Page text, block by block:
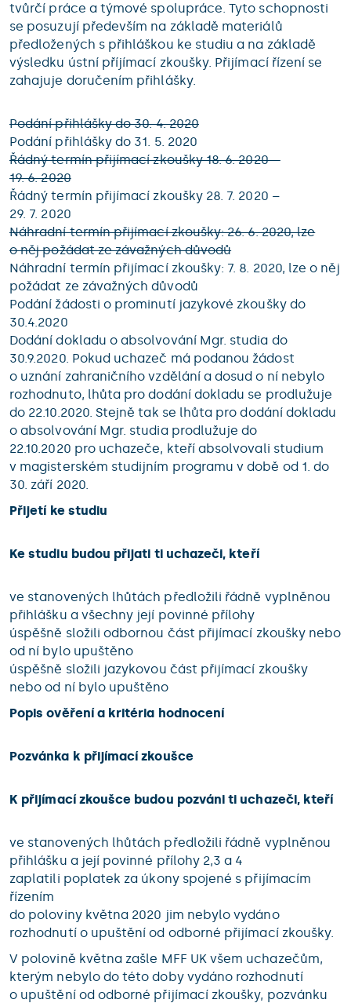
tvůrčí práce a týmové spolupráce. Tyto schopnosti
se posuzují především na základě materiálů
předložených s přihláškou ke studiu a na základě
výsledku ústní příjímací zkoušky. Přijímací řízení se
zahajuje doručením přihlášky.
Podání přihlášky do 30. 4. 2020
Podání přihlášky do 31. 5. 2020
Řádný termín přijímací zkoušky 18. 6. 2020 –
19. 6. 2020
Řádný termín přijímací zkoušky 28. 7. 2020 –
29. 7. 2020
Náhradní termín přijímací zkoušky: 26. 6. 2020, lze
o něj požádat ze závažných důvodů
Náhradní termín přijímací zkoušky: 7. 8. 2020, lze o něj
požádat ze závažných důvodů
Podání žádosti o prominutí jazykové zkoušky do
30.4.2020
Dodání dokladu o absolvování Mgr. studia do
30.9.2020. Pokud uchazeč má podanou žádost
o uznání zahraničního vzdělání a dosud o ní nebylo
rozhodnuto, lhůta pro dodání dokladu se prodlužuje
do 22.10.2020. Stejně tak se lhůta pro dodání dokladu
o absolvování Mgr. studia prodlužuje do
22.10.2020 pro uchazeče, kteří absolvovali studium
v magisterském studijním programu v době od 1. do
30. září 2020.
Přijetí ke studiu
Ke studiu budou přijati ti uchazeči, kteří
ve stanovených lhůtách předložili řádně vyplněnou
přihlášku a všechny její povinné přílohy
úspěšně složili odbornou část přijímací zkoušky nebo
od ní bylo upuštěno
úspěšně složili jazykovou část přijímací zkoušky
nebo od ní bylo upuštěno
Popis ověření a kritéria hodnocení
Pozvánka k přijímací zkoušce
K přijímací zkoušce budou pozváni ti uchazeči, kteří
ve stanovených lhůtách předložili řádně vyplněnou
přihlášku a její povinné přílohy 2,3 a 4
zaplatili poplatek za úkony spojené s přijímacím
řízením
do poloviny května 2020 jim nebylo vydáno
rozhodnutí o upuštění od odborné přijímací zkoušky.
V polovině května zašle MFF UK všem uchazečům,
kterým nebylo do této doby vydáno rozhodnutí
o upuštění od odborné přijímací zkoušky, pozvánku